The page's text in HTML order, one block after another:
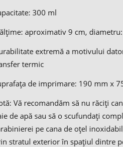
300 ml
aproximativ 9 cm,
extremă a motivului
termic
de imprimare: 190 mm x
Vă recomandăm să nu răciți
de apă sau să o scufundați
pe cana de oțel
stratul exterior în spațiul dintre